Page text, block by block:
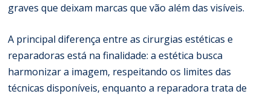
graves que deixam marcas que vão além das visíveis.
A principal diferença entre as cirurgias estéticas e
reparadoras está na finalidade: a estética busca
harmonizar a imagem, respeitando os limites das
técnicas disponíveis, enquanto a reparadora trata de